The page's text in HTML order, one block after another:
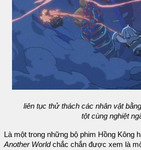
liên tục thử thách các nhân vật
tột cùng nghiệt
Là một trong những bộ phim Hồng Kông
Another Worldchắc chắn được xem là